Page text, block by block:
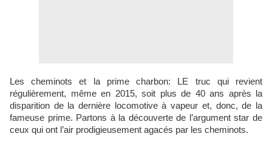
Les cheminots et la prime charbon: LE truc qui revient
régulièrement, même en 2015, soit plus de 40 ans après la
disparition de la dernière locomotive à vapeur et, donc, de la
fameuse prime. Partons à la découverte de l’argument star de
ceux qui ont l’air prodigieusement agacés par les cheminots.